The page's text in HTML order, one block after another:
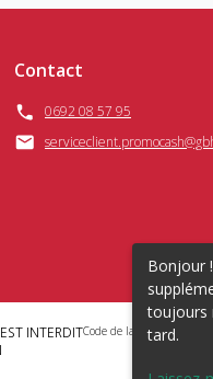
Contact
0692 08 57 95
INTERDITCode de la santé
Bonjour
toujours
tard.